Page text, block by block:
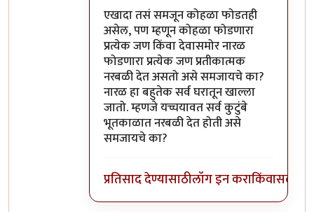
एखादा तसं समजून कोहळा फोडतही
असेल, पण म्हणून कोहळा फोडणारा
प्रत्येक जण किंवा देवासमोर नारळ
फोडणारा प्रत्येक जण प्रतीकात्मक
नरबळी देत असतो असे समजायचे का?
नारळ हा बहुतेक सर्व घरातून खाल्ला
जातो. म्हणजे यच्चयावत सर्व कुटुंबे
भूतकाळात नरबळी देत होती असे
समजायचे का?
प्रतिसाद देण्यासाठीलॉग इन कराकिंवासदस्य